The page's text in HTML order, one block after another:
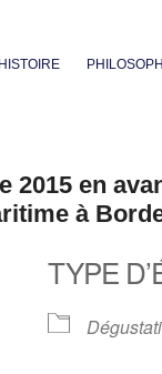
HISTOIRE
2015 en
à
TYPE